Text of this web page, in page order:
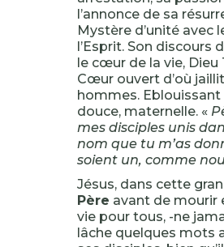
l’annonce de sa
Mystère d’unité avec
l’Esprit. Son discours
le cœur de la vie, Dieu
Cœur ouvert d’où
hommes. Eblouissant
douce, maternelle. «
mes disciples unis
nom que tu m’as
soient un, comme
Jésus, dans cette
Père avant de mourir
vie pour tous, -ne
lâche quelques mots